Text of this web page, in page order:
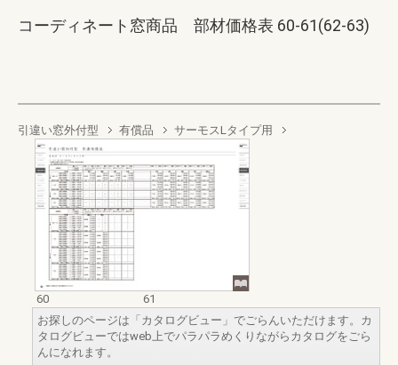
コーディネート窓商品 部材価格表 60-61(62-63)
引違い窓外付型 有償品 サーモスLタイプ用
60
61
お探しのページは「カタログビュー」でごらんいただけます。カ
タログビューではweb上でパラパラめくりながらカタログをごら
んになれます。